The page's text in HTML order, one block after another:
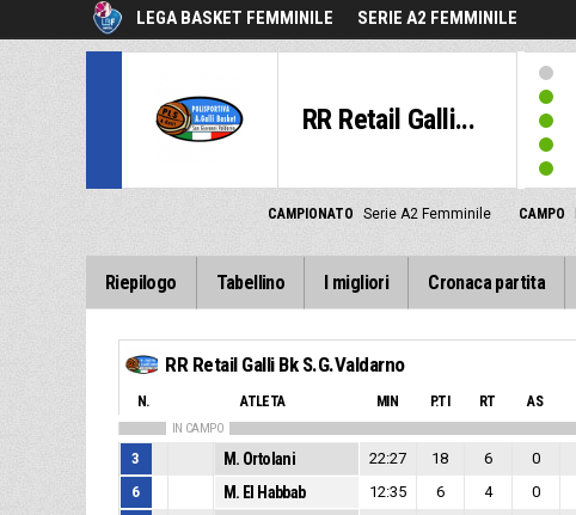
LEGA BASKET FEMMINILE SERIE A2 FEMMINILE
RR Retail Galli...
CAMPIONATO Serie A2 Femminile CAMPO
Riepilogo Tabellino I migliori Cronaca partita
RR Retail Galli Bk S.G.Valdarno
N. ATLETA MIN P.TI RT AS
IN CAMPO
3 M. Ortolani 22:27 18 6 0
6
M. El Habbab 12:35 6 4 0